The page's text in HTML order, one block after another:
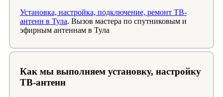
Установка, настройка, подключение, ремонт ТВ-
антенн в Тула. Вызов мастера по спутниковым и
эфирным антеннам в Тула
Как мы выполняем установку, настройку
ТВ-антенн